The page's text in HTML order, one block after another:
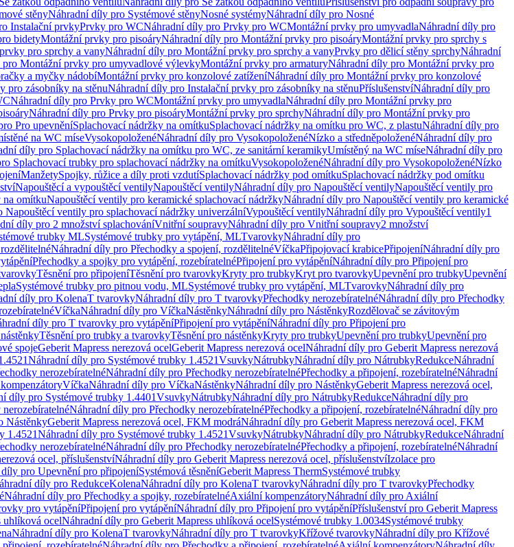
stěnyNáhradní díly pro Systémové stěnyNosné systémyNáhradní díly pro Nosné
Instalační prvkyPrvky pro WCNáhradní díly pro Prvky pro WCMontážní prvky pro umyvadlaNáhradní díly pro
bidetyMontážní prvky pro pisoáryNáhradní díly pro Montážní prvky pro pisoáryMontážní prvky pro sprchy s
pro sprchy a vanyNáhradní díly pro Montážní prvky pro sprchy a vanyPrvky pro dělicí stěny sprchyNáhradní
Montážní prvky pro umyvadlové výlevkyMontážní prvky pro armaturyNáhradní díly pro Montážní prvky pro
a myčky nádobíMontážní prvky pro konzolové zatíženíNáhradní díly pro Montážní prvky pro konzolové
pro zásobníky na stěnuNáhradní díly pro Instalační prvky pro zásobníky na stěnuPříslušenstvíNáhradní díly pro
Náhradní díly pro Prvky pro WCMontážní prvky pro umyvadlaNáhradní díly pro Montážní prvky pro
Náhradní díly pro Prvky pro pisoáryMontážní prvky pro sprchyNáhradní díly pro Montážní prvky pro
Pro upevněníSplachovací nádržky na omítkuSplachovací nádržky na omítku pro WC, z plastuNáhradní díly pro
na WC míseVysokopoloženéNáhradní díly pro VysokopoloženéNízko a středněpoloženéNáhradní díly pro
díly pro Splachovací nádržky na omítku pro WC, ze sanitární keramikyUmístěný na WC míseNáhradní díly pro
Splachovací trubky pro splachovací nádržky na omítkuVysokopoloženéNáhradní díly pro VysokopoloženéNízko
ManžetySpojky, růžice a díly proti vzdutíSplachovací nádržky pod omítkuSplachovací nádržky pod omítku
Napouštěcí a vypouštěcí ventilyNapouštěcí ventilyNáhradní díly pro Napouštěcí ventilyNapouštěcí ventily pro
na omítkuNapouštěcí ventily pro keramické splachovací nádržkyNáhradní díly pro Napouštěcí ventily pro keramické
Napouštěcí ventily pro splachovací nádržky univerzálníVypouštěcí ventilyNáhradní díly pro Vypouštěcí ventily1
díly pro 2 množství splachováníVnitřní soupravyNáhradní díly pro Vnitřní soupravy2 množství
trubky MLSystémové trubky pro vytápění, MLTvarovkyNáhradní díly pro
Náhradní díly pro Přechodky a spojení, rozdělitelnéVíčkaPřipojovací krabicePřipojeníNáhradní díly pro
Přechodky a spojky pro vytápění, rozebíratelnéPřipojení pro vytápěníNáhradní díly pro Připojení pro
Těsnění pro připojeníTěsnění pro tvarovkyKryty pro trubkyKryt pro tvarovkyUpevnění pro trubkyUpevnění
Systémové trubky pro pitnou vodu, MLSystémové trubky pro vytápění, MLTvarovkyNáhradní díly pro
díly pro KolenaT tvarovkyNáhradní díly pro T tvarovkyPřechodky nerozebíratelnéNáhradní díly pro Přechodky
VíčkaNáhradní díly pro VíčkaNástěnkyNáhradní díly pro NástěnkyRozdělovač se závitovým
díly pro T tvarovky pro vytápěníPřipojení pro vytápěníNáhradní díly pro Připojení pro
Těsnění pro trubky a tvarovkyTěsnění pro nástěnkyKryty pro trubkyUpevnění pro trubkyUpevnění pro
spojeGeberit Mapress nerezová ocelGeberit Mapress nerezová ocelNáhradní díly pro Geberit Mapress nerezová
Náhradní díly pro Systémové trubky 1.4521VsuvkyNátrubkyNáhradní díly pro NátrubkyRedukceNáhradní
nerozebíratelnéNáhradní díly pro Přechodky nerozebíratelnéPřechodky a připojení, rozebíratelnéNáhradní
VíčkaNáhradní díly pro VíčkaNástěnkyNáhradní díly pro NástěnkyGeberit Mapress nerezová ocel,
díly pro Systémové trubky 1.4401VsuvkyNátrubkyNáhradní díly pro NátrubkyRedukceNáhradní díly pro
Náhradní díly pro Přechodky nerozebíratelnéPřechodky a připojení, rozebíratelnéNáhradní díly pro
NástěnkyGeberit Mapress nerezová ocel, FKM modráNáhradní díly pro Geberit Mapress nerezová ocel, FKM
1.4521Náhradní díly pro Systémové trubky 1.4521VsuvkyNátrubkyNáhradní díly pro NátrubkyRedukceNáhradní
nerozebíratelnéNáhradní díly pro Přechodky nerozebíratelnéPřechodky a připojení, rozebíratelnéNáhradní
ocel, příslušenstvíNáhradní díly pro Geberit Mapress nerezová ocel, příslušenstvíIzolace pro
pro Upevnění pro připojeníSystémová těsněníGeberit Mapress ThermSystémové trubky
díly pro RedukceKolenaNáhradní díly pro KolenaT tvarovkyNáhradní díly pro T tvarovkyPřechodky
Náhradní díly pro Přechodky a spojky, rozebíratelnéAxiální kompenzátoryNáhradní díly pro Axiální
pro vytápěníPřipojení pro vytápěníNáhradní díly pro Připojení pro vytápěníPříslušenství pro Geberit Mapress
uhlíková ocelNáhradní díly pro Geberit Mapress uhlíková ocelSystémové trubky 1.0034Systémové trubky
Náhradní díly pro KolenaT tvarovkyNáhradní díly pro T tvarovkyKřížové tvarovkyNáhradní díly pro Křížové